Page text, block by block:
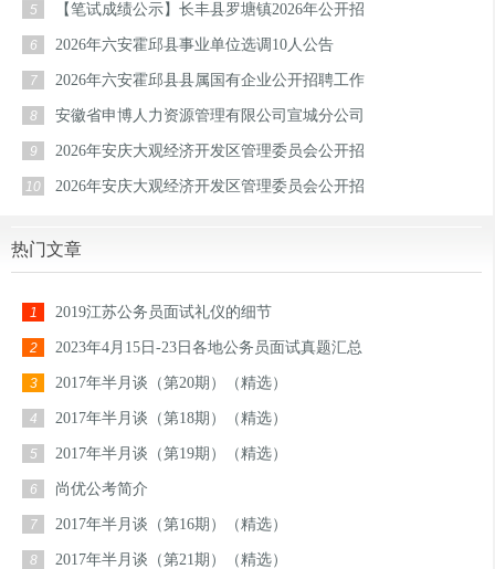
5 【笔试成绩公示】长丰县罗塘镇2026年公开招
6 2026年六安霍邱县事业单位选调10人公告
7 2026年六安霍邱县县属国有企业公开招聘工作
8 安徽省申博人力资源管理有限公司宣城分公司
9 2026年安庆大观经济开发区管理委员会公开招
10 2026年安庆大观经济开发区管理委员会公开招
热门文章
1 2019江苏公务员面试礼仪的细节
2 2023年4月15日-23日各地公务员面试真题汇总
3 2017年半月谈（第20期）（精选）
4 2017年半月谈（第18期）（精选）
5 2017年半月谈（第19期）（精选）
6 尚优公考简介
7 2017年半月谈（第16期）（精选）
8 2017年半月谈（第21期）（精选）